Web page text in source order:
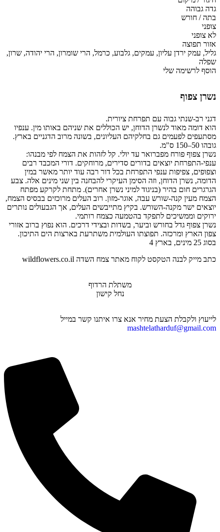
גדה גבוהה
בתה / חורש
צופני
לא צופני
אזור תפוצה
גליל, עמק ירדן עליון, עמקים, גלבוע, כרמל, הרי שומרון, הרי יהודה, שרון,
שפלה
הוסף לרשימה שלי
נשרן צפוף
דגני רב-שנתי גבוה עם תפרחת ציורית.
הוא דומה מאוד לנשרן הדוחן, יש הכוללים את שניהם באותו מין. ענפיו
מסתעפים לפעמים גם בחלקיהם העליונים, בשונה מרוב הדגניים בארץ.
גובהו 50–150 ס"מ.
נשרן צפוף פורח מפברואר עד יולי. קל לזהות את הצמח לפי מבנהו:
ענפי-התפרחת יוצאים בדורים סדירים, מרוחקים. דורי המכבד רבים
וצפופים, צפיפות ענפי התפרחת בכל דור רבה עוד יותר מאשר במין
הדומה, נשרן הדוחן, וזה הסימן העיקרי להבחנה בין שני מינים אלה. צבע
הגרגרים חום בהיר (בניגוד למיני נשרן אחרים). מתחת לקרקע מפתח
הצמח מעין קנה-שורש עבה, אוגר-מזון. רוב העלים מרוכזים בבסיס הצמח,
יוצאים ישר מקנה-השורש. בקיץ מתייבשים העלים, אך הגבעולים נותרים
ירוקים וממשיכים לתפקד בהטמעה כצמח רותמי.
נשרן צפוף גדל בחורש וביער, בשדות ובצידי דרכים. הוא נפוץ ברוב אזורי
צפון הארץ ומרכזה. תפוצתו העולמית משתרעת בארצות הים התיכון.
בסוג 25 מינים, בארץ 4
כתב מייק לבנה הטקסט לקוח מאתר צמח השדה wildflowers.co.il
משתלת הרדוף
נחל קישון
לייעוץ ולקבלת הצעת מחיר אנא צרו איתנו קשר במייל
mashtelatharduf@gmail.com